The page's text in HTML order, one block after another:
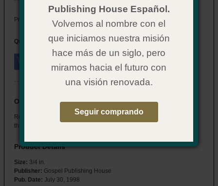
Price: $ 3.49
Quantity:
Overview
Recognize those in your congregation read the New Testament
through. Gold finish pin features a closed Bible. Rubber clasp. 3/4"
Product Details
Size: 3/4 in.
Publisher: Gospel Publishing House
Pub. Date: July 30, 1998
Publishing House Español.
Volvemos al nombre con el
que iniciamos nuestra misión
hace más de un siglo, pero
miramos hacia el futuro con
una visión renovada.
Seguir comprando